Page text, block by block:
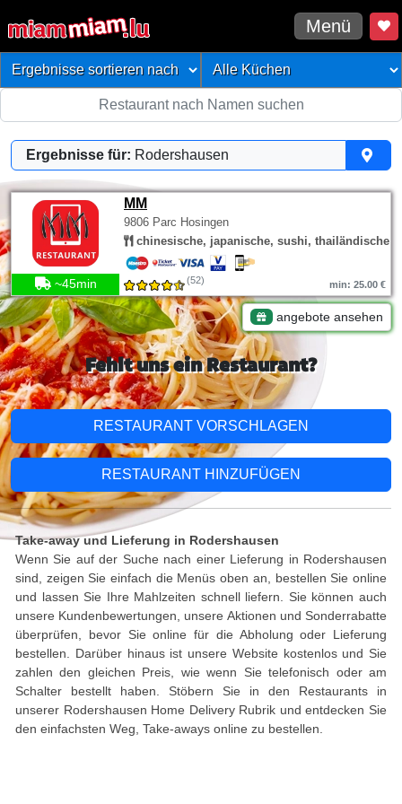
Menü
Ergebnisse für: Rodershausen
MM
9806 Parc Hosingen
chinesische, japanische, sushi, thailändische
~45min (52) min: 25.00 €
angebote ansehen
Fehlt uns ein Restaurant?
RESTAURANT VORSCHLAGEN
RESTAURANT HINZUFÜGEN
Take-away und Lieferung in Rodershausen
Wenn Sie auf der Suche nach einer Lieferung in Rodershausen
sind, zeigen Sie einfach die Menüs oben an, bestellen Sie online
und lassen Sie Ihre Mahlzeiten schnell liefern. Sie können auch
unsere Kundenbewertungen, unsere Aktionen und Sonderrabatte
überprüfen, bevor Sie online für die Abholung oder Lieferung
bestellen. Darüber hinaus ist unsere Website kostenlos und Sie
zahlen den gleichen Preis, wie wenn Sie telefonisch oder am
Schalter bestellt haben. Stöbern Sie in den Restaurants in
unserer Rodershausen Home Delivery Rubrik und entdecken Sie
den einfachsten Weg, Take-aways online zu bestellen.